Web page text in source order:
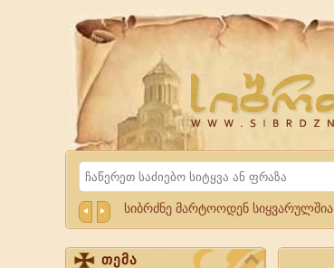
Website
Sibrdzne.ge
Search
სიბრძნე მარტოოდენ სიყვარულშია
თემა